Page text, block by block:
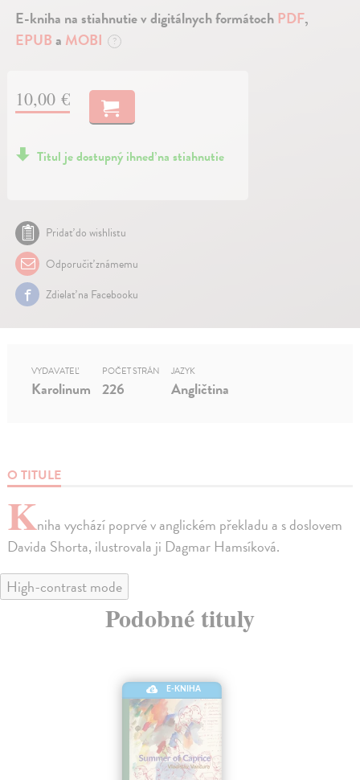
E-kniha na stiahnutie v digitálnych formátochPDF,
EPUBa MOBI ?
10,00 €
Titul je dostupný ihneď na stiahnutie
Pridať do wishlistu
Odporučiť známemu
Zdielať na Facebooku
O TITULE
Kniha vychází poprvé v anglickém překladu a s doslovem
Davida Shorta, ilustrovala ji Dagmar Hamsíková.
VYDAVATEĽ
Karolinum
POČET STRÁN
226
JAZYK
Angličtina
High-contrast mode
Podobné tituly
E-KNIHA